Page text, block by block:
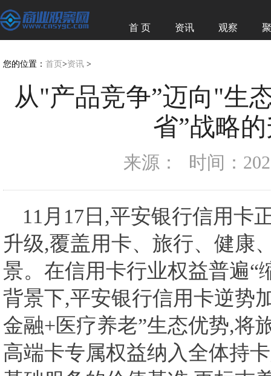
首 页 资讯 观察
您的位置： 首页 >资讯 >
从"产品竞争”迈向"生
省”战略
来源： 时间：
11月17日,平安银行信用卡
升级,覆盖用卡、旅行、健康
景。在信用卡行业权益普遍“
背景下,平安银行信用卡逆势
金融+医疗养老”生态优势,将
高端卡专属权益纳入全体持